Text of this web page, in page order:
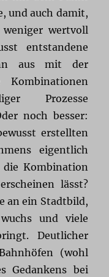
und auch damit,
wertvoll
entstandene
aus mit der
Prozesse
noch besser:
erstellten
eigentlich
die Kombination
lässt?
an ein Stadtbild,
und viele
Deutlicher
(wohl
Gedankens bei